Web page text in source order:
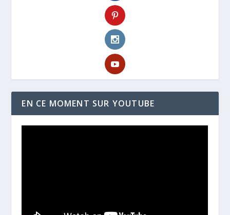
EN CE MOMENT SUR YOUTUBE